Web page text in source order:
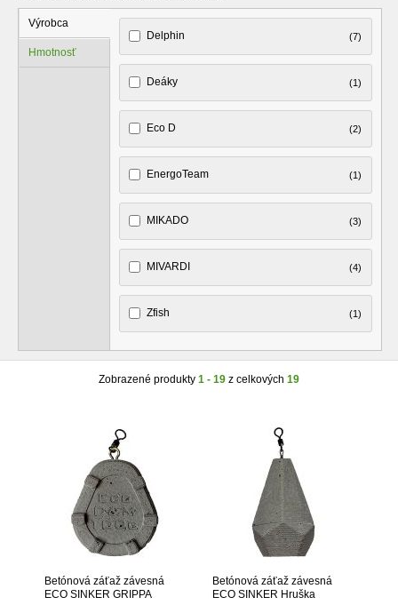
Výrobca
Hmotnosť
Delphin (7)
Deáky (1)
Eco D (2)
EnergoTeam (1)
MIKADO (3)
MIVARDI (4)
Zfish (1)
Zobrazené produkty 1 - 19 z celkových 19
Betónová záťaž závesná
ECO SINKER GRIPPA
Betónová záťaž závesná
ECO SINKER Hruška